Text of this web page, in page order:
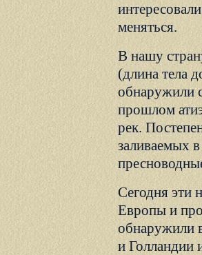
меняться.
В нашу
(длина тела
обнаружили
прошлом
рек.
заливаемых
Сегодня эти
Европы и
обнаружили
и Голландии